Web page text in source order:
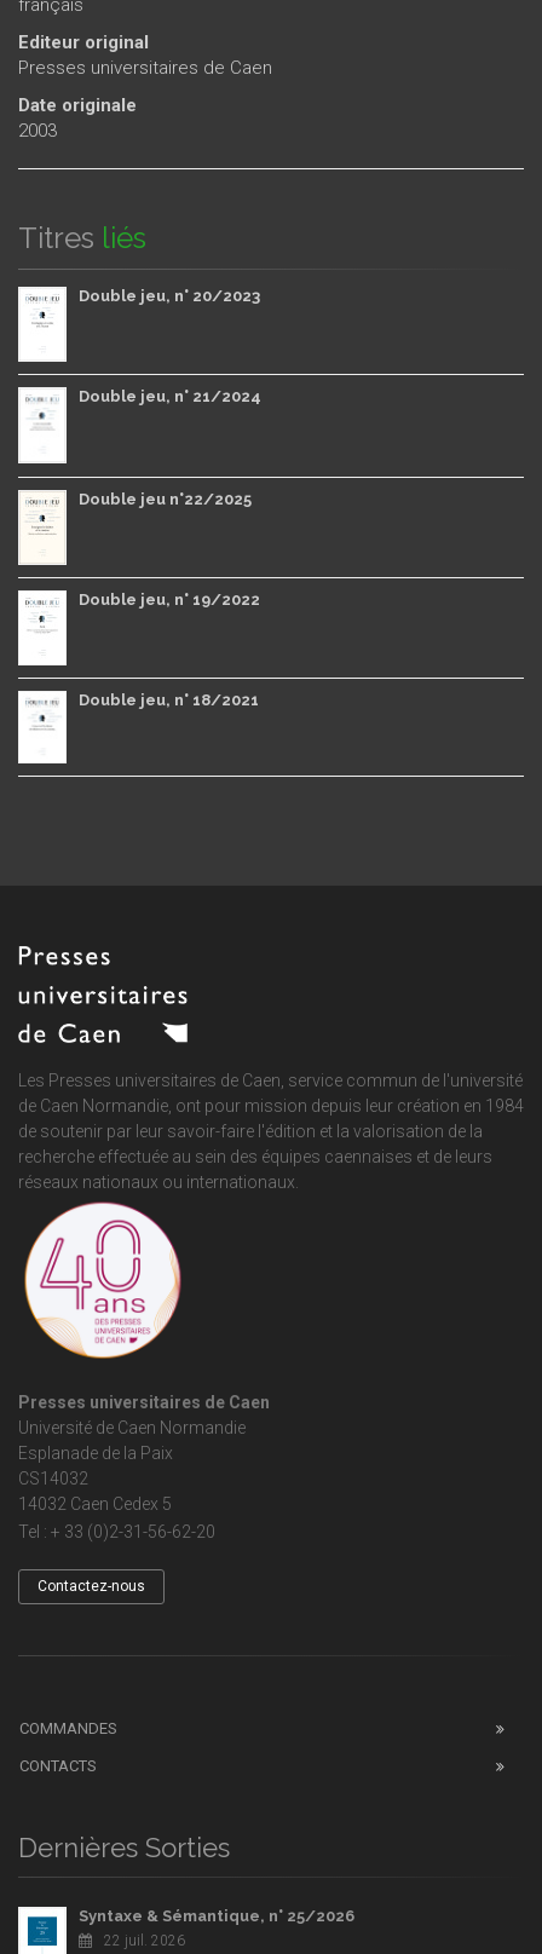
Editeur original
Presses universitaires de Caen
Date originale
2003
Titres liés
Double jeu, n° 20/2023
Double jeu, n° 21/2024
Double jeu n°22/2025
Double jeu, n° 19/2022
Double jeu, n° 18/2021
Les Presses universitaires de Caen, service commun de l'université
de Caen Normandie , ont pour mission depuis leur création en 1984
de soutenir par leur savoir-faire l'édition et la valorisation de la
recherche effectuée au sein des équipes caennaises et de leurs
réseaux nationaux ou internationaux.
Presses universitaires de Caen
Université de Caen Normandie
Esplanade de la Paix
CS14032
14032 Caen Cedex 5
Tel : + 33 (0)2-31-56-62-20
Contactez-nous
COMMANDES
CONTACTS
Dernières Sorties
Syntaxe & Sémantique, n° 25/2026
22 juil. 2026